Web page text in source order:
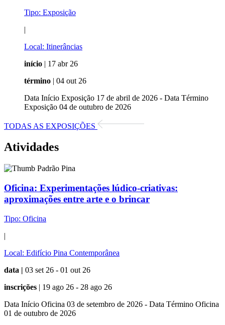
Tipo: Exposição
|
Local: Itinerâncias
início | 17 abr 26
término | 04 out 26
Data Início Exposição 17 de abril de 2026 - Data Término
Exposição 04 de outubro de 2026
TODAS AS EXPOSIÇÕES
Atividades
Oficina: Experimentações lúdico-criativas:
aproximações entre arte e o brincar
Tipo: Oficina
|
Local: Edifício Pina Contemporânea
data | 03 set 26 - 01 out 26
inscrições | 19 ago 26 - 28 ago 26
Data Início Oficina 03 de setembro de 2026 - Data Término Oficina
01 de outubro de 2026